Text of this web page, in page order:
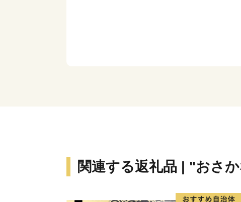
関連する返礼品 | "おさ